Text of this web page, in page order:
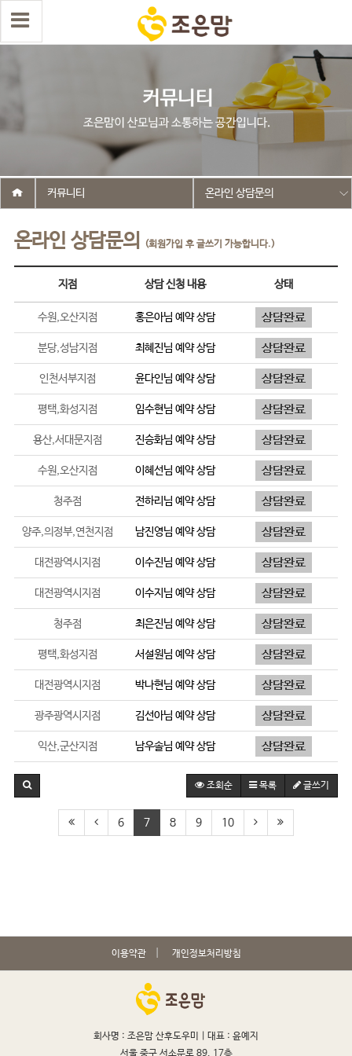
온라인 상담문의 (회원가입 후 글쓰기 가능합니다.)
커뮤니티 온라인 상담문의
지점 상담 신청 내용 상태
수원,오산지점 홍은아님 예약 상담
분당,성남지점 최혜진님 예약 상담
인천서부지점 윤다인님 예약 상담
평택,화성지점 임수현님 예약 상담
용산,서대문지점 진승화님 예약 상담
수원,오산지점 이혜선님 예약 상담
청주점 전하리 님 예약 상담
양주,의정부,연천지점 남진영님 예약 상담
대전광역시지점 이수진님 예약 상담
대전광역시지점 이수지 님 예약 상담
청주점 최은진님 예약 상담
평택,화성지점 서설원님 예약 상담
대전광역시지점 박나현님 예약 상담
광주광역시지점 김선아님 예약 상담
익산,군산지점 남우솔님 예약 상담
조회순 목록 글쓰기
6 7 8 9 10
이용약관 개인정보처리방침
회사명 : 조은맘 산후도우미 | 대표 : 윤예지
서울 중구 서소문로 89, 17층